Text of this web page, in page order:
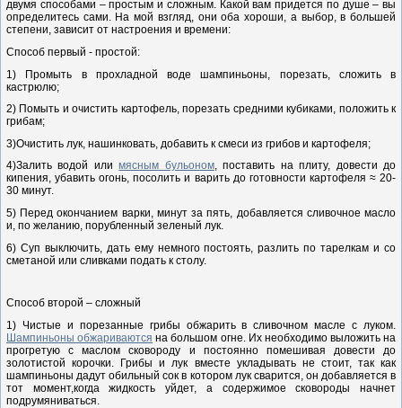
двумя способами – простым и сложным. Какой вам придется по душе – вы
определитесь сами. На мой взгляд, они оба хороши, а выбор, в большей
степени, зависит от настроения и времени:
Способ первый - простой:
1) Промыть в прохладной воде шампиньоны, порезать, сложить в
кастрюлю;
2) Помыть и очистить картофель, порезать средними кубиками, положить к
грибам;
3)Очистить лук, нашинковать, добавить к смеси из грибов и картофеля;
4)Залить водой илимясным бульоном, поставить на плиту, довести до
кипения, убавить огонь, посолить и варить до готовности картофеля ≈ 20-
30 минут.
5) Перед окончанием варки, минут за пять, добавляется сливочное масло
и, по желанию, порубленный зеленый лук.
6) Суп выключить, дать ему немного постоять, разлить по тарелкам и со
сметаной или сливками подать к столу.
Способ второй – сложный
1) Чистые и порезанные грибы обжарить в сливочном масле с луком.
Шампиньоны обжариваются на большом огне. Их необходимо выложить на
прогретую с маслом сковороду и постоянно помешивая довести до
золотистой корочки. Грибы и лук вместе укладывать не стоит, так как
шампиньоны дадут обильный сок в котором лук сварится, он добавляется в
тот момент,когда жидкость уйдет, а содержимое сковороды начнет
подрумяниваться.